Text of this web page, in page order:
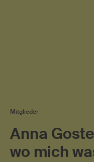
Mitglieder
Anna
wo mich